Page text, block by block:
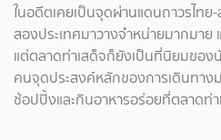
ในอดีตเคยเป็นจุดผ่านแดนถาวรไท
สองประเทศมาวางจำหน่ายมากมา
แต่ตลาดท่าเสด็จก็ยังเป็นที่นิยมของ
คนจุดประสงค์หลักของการเดินทา
ช้อปปิ้งและกินอาหารอร่อยที่ตลาดท่